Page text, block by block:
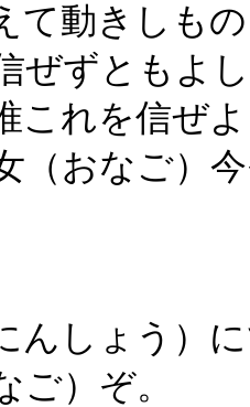
て動きしも
ぜずともよ
これを信ぜ
（おなご）
んしょう）
ご）ぞ。